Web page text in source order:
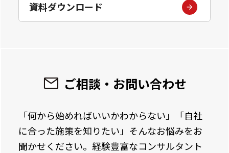
資料ダウンロード
ご相談・お問い合わせ
「何から始めればいいかわからない」「自社
に合った施策を知りたい」そんなお悩みをお
聞かせください。経験豊富なコンサルタント